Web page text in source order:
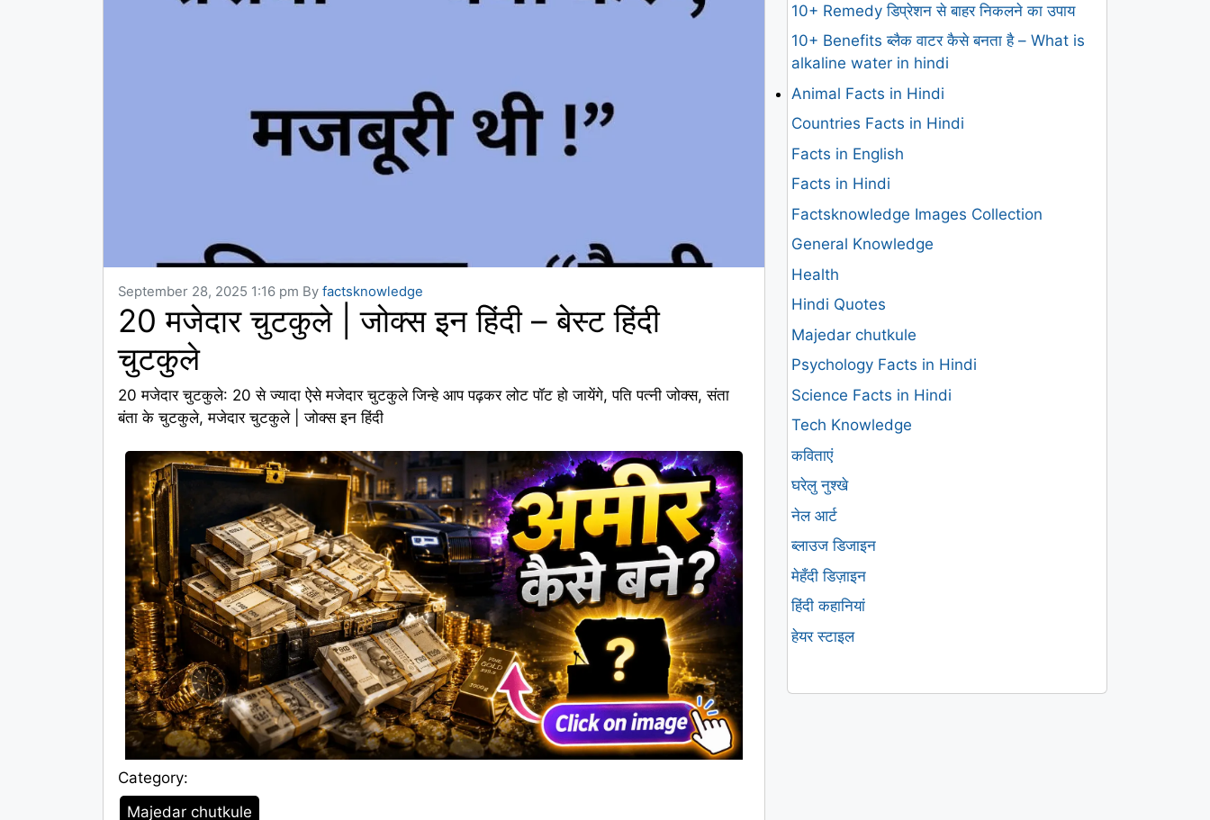
September 28, 2025 1:16 pm By factsknowledge
20 मजेदार चुटकुले | जोक्स इन हिंदी – बेस्ट हिंदी
चुटकुले
20 मजेदार चुटकुले: 20 से ज्यादा ऐसे मजेदार चुटकुले जिन्हे आप पढ़कर लोट पॉट हो जायेंगे, पति पत्नी जोक्स, संता
बंता के चुटकुले, मजेदार चुटकुले | जोक्स इन हिंदी
Category:
Category
Majedar chutkule
10+ Remedy डिप्रेशन से बाहर निकलने का उपाय
10+ Benefits ब्लैक वाटर कैसे बनता है – What is
alkaline water in hindi
Animal Facts in Hindi
Countries Facts in Hindi
Facts in English
Facts in Hindi
Factsknowledge Images Collection
General Knowledge
Health
Hindi Quotes
Majedar chutkule
Psychology Facts in Hindi
Science Facts in Hindi
Tech Knowledge
कविताएं
घरेलु नुश्खे
नेल आर्ट
ब्लाउज डिजाइन
मेहँदी डिज़ाइन
हिंदी कहानियां
हेयर स्टाइल